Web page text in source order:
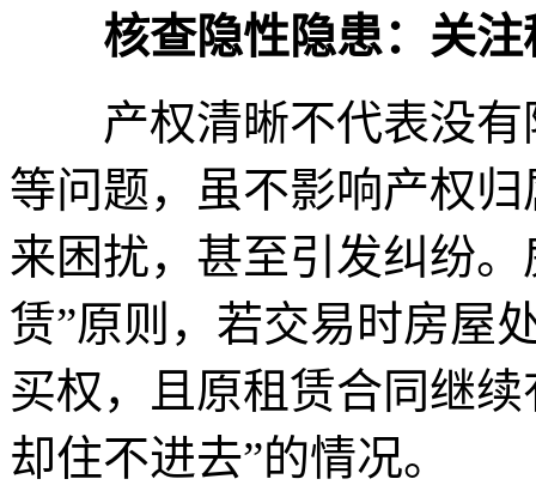
核查隐性隐患：关
产权清晰不代表没有
等问题，虽不影响产权
来困扰，甚至引发纠纷
赁”原则，若交易时房屋
买权，且原租赁合同继
却住不进去”的情况。